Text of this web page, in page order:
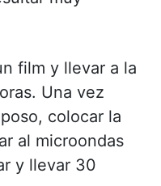
film y llevar a la
Una vez
colocar la
al microondas
y llevar 30